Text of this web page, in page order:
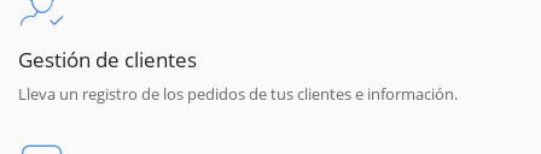
Gestión de clientes
Lleva un registro de los pedidos de tus clientes e información.